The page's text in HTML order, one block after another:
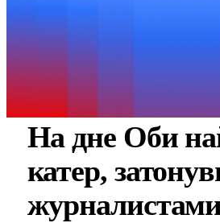
На дне Оби
катер,